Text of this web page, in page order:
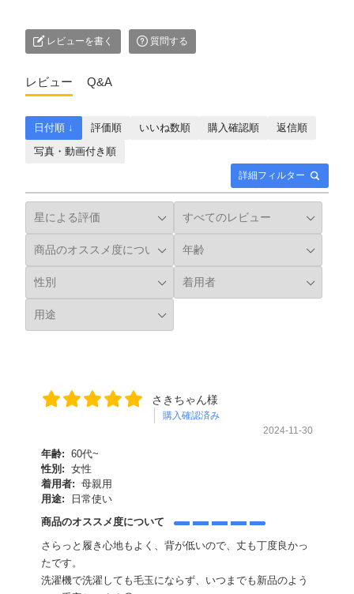
レビューを書く 質問する
レビュー Q&A
詳細フィルター
日付順 ↓ 評価順 いいね数順 購入確認順
返信順
写真・動画付き順
さきちゃん様
購入確認済み
2024-11-30
年齢: 60代~
性別: 女性
着用者: 母親用
用途:
日常使い
商品のオススメ度について
さらっと履き心地もよく、背が低いので、丈も丁度良かっ
たです。
洗濯機で洗濯しても毛玉にならず、いつまでも新品のよう